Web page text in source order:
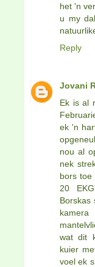
het 'n
u my
Reply
Jovani
Ek is al
ek 'n
nou al
nek
bors toe
20
Borskas
wat dit
kuier
voel ek